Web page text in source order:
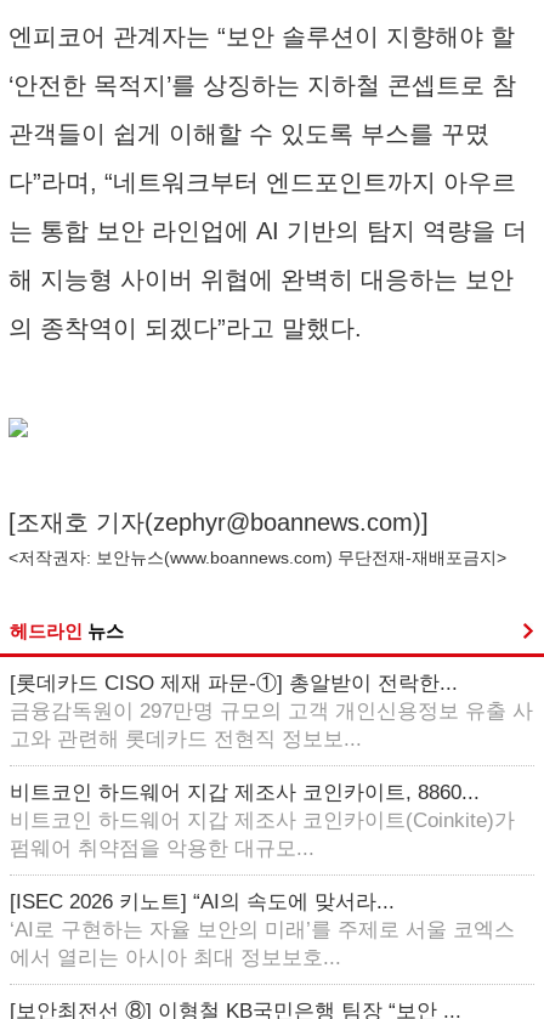
엔피코어 관계자는 “보안 솔루션이 지향해야 할
‘안전한 목적지’를 상징하는 지하철 콘셉트로 참
관객들이 쉽게 이해할 수 있도록 부스를 꾸몄
다”라며, “네트워크부터 엔드포인트까지 아우르
는 통합 보안 라인업에 AI 기반의 탐지 역량을 더
해 지능형 사이버 위협에 완벽히 대응하는 보안
의 종착역이 되겠다”라고 말했다.
[조재호 기자(zephyr@boannews.com)]
<저작권자: 보안뉴스(www.boannews.com) 무단전재-재배포금지>
헤드라인 뉴스
[롯데카드 CISO 제재 파문-①] 총알받이 전락한...
금융감독원이 297만명 규모의 고객 개인신용정보 유출 사
고와 관련해 롯데카드 전현직 정보보...
비트코인 하드웨어 지갑 제조사 코인카이트, 8860...
비트코인 하드웨어 지갑 제조사 코인카이트(Coinkite)가
펌웨어 취약점을 악용한 대규모...
[ISEC 2026 키노트] “AI의 속도에 맞서라...
‘AI로 구현하는 자율 보안의 미래’를 주제로 서울 코엑스
에서 열리는 아시아 최대 정보보호...
[보안최전선 ⑧] 이형철 KB국민은행 팀장 “보안 ...